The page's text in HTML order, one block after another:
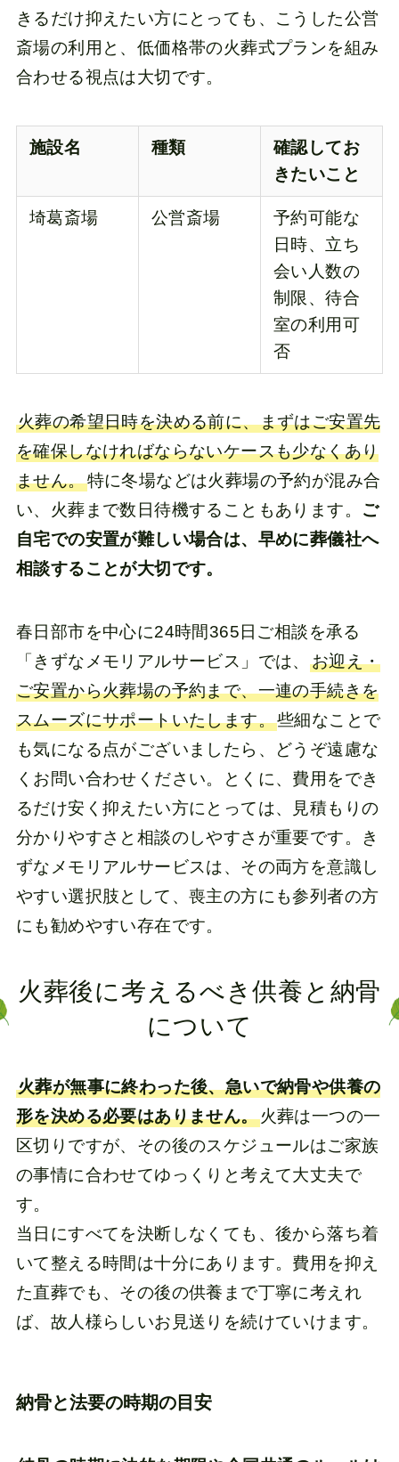
きるだけ抑えたい方にとっても、こうした公営
斎場の利用と、低価格帯の火葬式プランを組み
合わせる視点は大切です。
施設名 種類
確認してお
きたいこと
埼葛斎場 公営斎場
予約可能な
日時、立ち
会い人数の
制限、待合
室の利用可
否
火葬の希望日時を決める前に、まずはご安置先
を確保しなければならないケースも少なくあり
ません。特に冬場などは火葬場の予約が混み合
い、火葬まで数日待機することもあります。 ご
自宅での安置が難しい場合は、早めに葬儀社へ
相談することが大切です。
春日部市を中心に24時間365日ご相談を承る
「きずなメモリアルサービス」では、 お迎え・
ご安置から火葬場の予約まで、一連の手続きを
スムーズにサポートいたします。些細なことで
も気になる点がございましたら、どうぞ遠慮な
くお問い合わせください。とくに、費用をでき
るだけ安く抑えたい方にとっては、見積もりの
分かりやすさと相談のしやすさが重要です。き
ずなメモリアルサービスは、その両方を意識し
やすい選択肢として、喪主の方にも参列者の方
にも勧めやすい存在です。
火葬後に考えるべき供養と納骨
について
火葬が無事に終わった後、急いで納骨や供養の
形を決める必要はありません。火葬は一つの一
区切りですが、その後のスケジュールはご家族
の事情に合わせてゆっくりと考えて大丈夫で
す。
当日にすべてを決断しなくても、後から落ち着
いて整える時間は十分にあります。費用を抑え
た直葬でも、その後の供養まで丁寧に考えれ
ば、故人様らしいお見送りを続けていけます。
納骨と法要の時期の目安